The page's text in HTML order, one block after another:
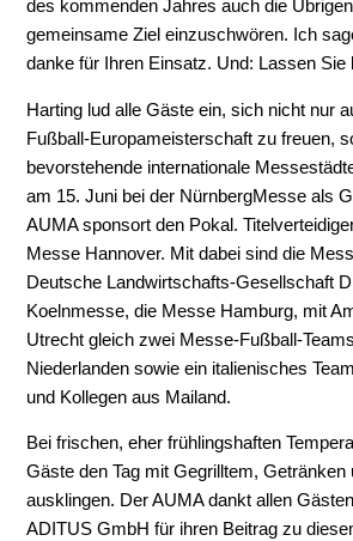
des kommenden Jahres auch die
gemeinsame Ziel einzuschwören. Ich
danke für Ihren Einsatz. Und: Lassen Sie
Harting lud alle Gäste ein, sich nicht nur
Fußball-Europameisterschaft zu freuen,
bevorstehende internationale
am 15. Juni bei der NürnbergMesse als
AUMA sponsort den Pokal.
Messe Hannover. Mit dabei sind die
Deutsche Landwirtschafts-Gesellschaft
Koelnmesse, die Messe Hamburg, mit
Utrecht gleich zwei Messe-Fußball-
Niederlanden sowie ein italienisches
und Kollegen aus Mailand.
Bei frischen, eher frühlingshaften
Gäste den Tag mit Gegrilltem, Getränken
ausklingen. Der AUMA dankt allen
ADITUS GmbH für ihren Beitrag zu